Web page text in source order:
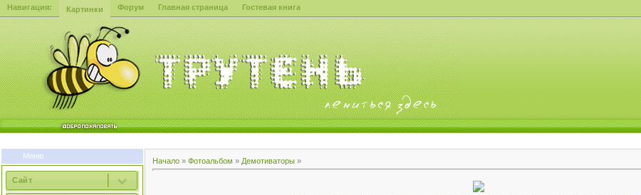
Навигация: Картинки Форум Главная страница Гостевая книга
Меню
Сайт
Начало » Фотоальбом » Демотиваторы »